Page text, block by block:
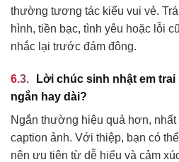
thường tương tác kiểu vui vẻ.
hình, tiền bạc, tình yêu hoặc lỗi
nhắc lại trước đám đông.
Lời chúc sinh nhật em
ngắn hay dài?
Ngắn thường hiệu quả hơn,
caption ảnh. Với thiệp, bạn có
nên ưu tiên từ dễ hiểu và cảm